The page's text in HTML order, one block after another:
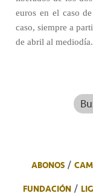
euros en el caso
caso, siempre a
de abril al mediodía.
ABONOS
FUNDACIÓN